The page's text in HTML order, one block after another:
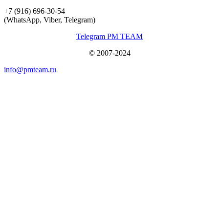
+7 (916) 696-30-54
(WhatsApp, Viber, Telegram)
Telegram PM TEAM
© 2007-2024
info@pmteam.ru